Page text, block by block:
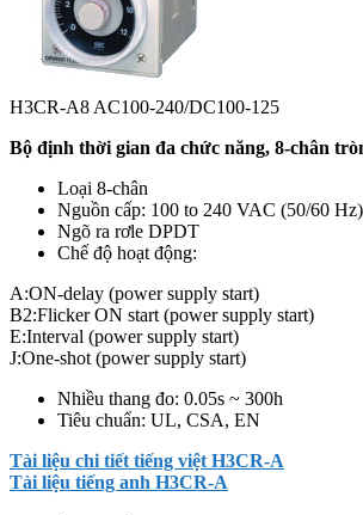
H3CR-A8 AC100-240/DC100-125
Bộ định thời gian đa chức năng, 8-chân
Loại 8-chân
Nguồn cấp: 100 to 240 VAC (50/60
Ngõ ra rơle DPDT
Chế độ hoạt động:
A:ON-delay (power supply start)
B2:Flicker ON start (power supply start)
E:Interval (power supply start)
J:One-shot (power supply start)
Nhiều thang đo: 0.05s ~ 300h
Tiêu chuẩn: UL, CSA, EN
Tài liệu chi tiết tiếng việt H3CR-A
Tài liệu tiếng anh H3CR-A